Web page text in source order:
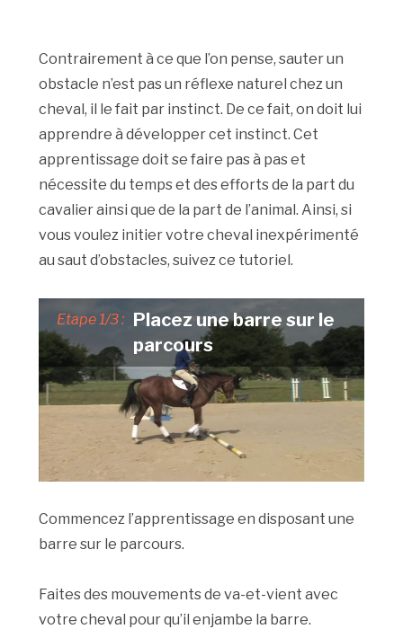
Contrairement à ce que l’on pense, sauter un
obstacle n’est pas un réflexe naturel chez un
cheval, il le fait par instinct. De ce fait, on doit lui
apprendre à développer cet instinct. Cet
apprentissage doit se faire pas à pas et
nécessite du temps et des efforts de la part du
cavalier ainsi que de la part de l’animal. Ainsi, si
vous voulez initier votre cheval inexpérimenté
au saut d’obstacles, suivez ce tutoriel.
Etape 1/3 : Placez une barre sur le
parcours
Commencez l’apprentissage en disposant une
barre sur le parcours.
Faites des mouvements de va-et-vient avec
votre cheval pour qu’il enjambe la barre.